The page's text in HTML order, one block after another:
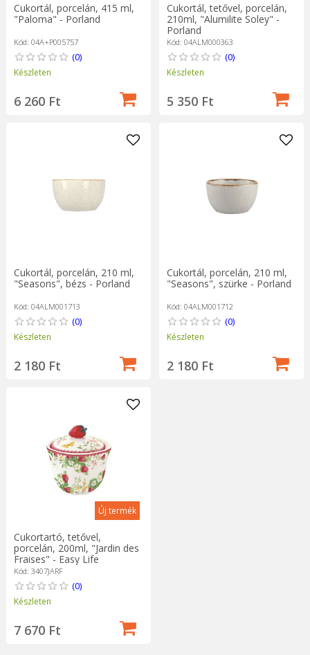
Cukortál, porcelán, 415 ml,
"Paloma" - Porland
Kód: 04A+P005757
(0)
Készleten
6 260 Ft
Cukortál, tetővel, porcelán,
210ml, "Alumilite Soley" -
Porland
Kód: 04ALM000363
(0)
Készleten
5 350 Ft
Cukortál, porcelán, 210 ml,
"Seasons", bézs - Porland
Kód: 04ALM001713
(0)
Készleten
2 180 Ft
Cukortál, porcelán, 210 ml,
"Seasons", szürke - Porland
Kód: 04ALM001712
(0)
Készleten
2 180 Ft
Új termék
Cukortartó, tetővel,
porcelán, 200ml, "Jardin des
Fraises" - Easy Life
Kód: 3407JARF
(0)
Készleten
7 670 Ft